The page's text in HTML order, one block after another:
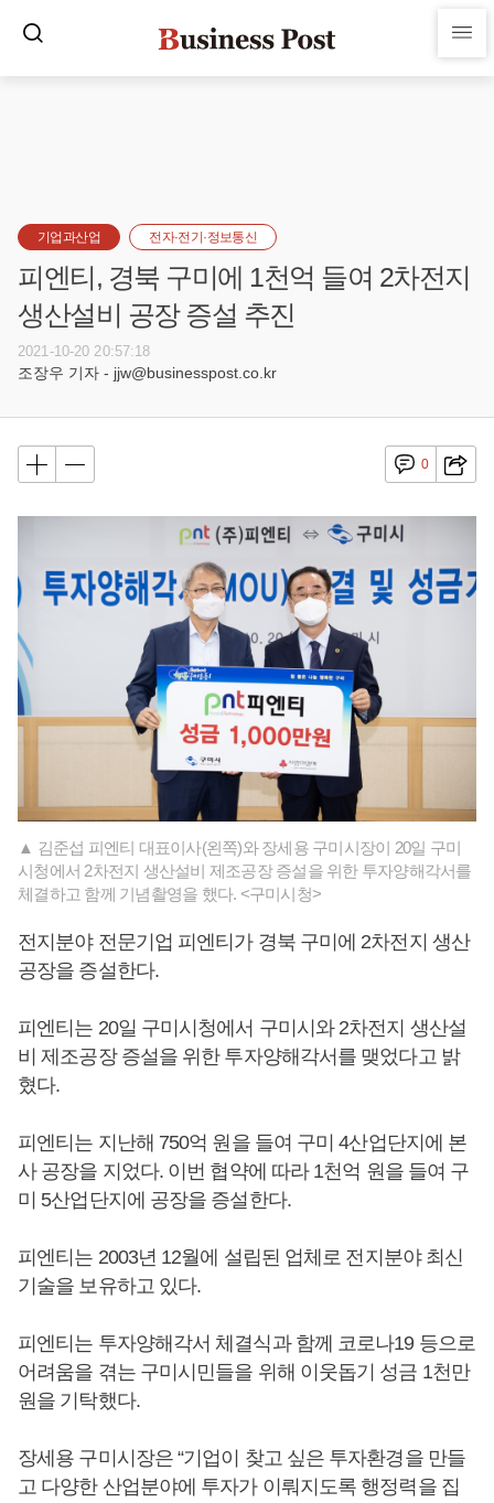
기업과산업 전자·전기·정보통신
피엔티, 경북 구미에 1천억 들여 2차전지
생산설비 공장 증설 추진
2021-10-20 20:57:18
조장우 기자 - jjw@businesspost.co.kr
0
▲ 김준섭 피엔티 대표이사(왼쪽)와 장세용 구미시장이 20일 구미
시청에서 2차전지 생산설비 제조공장 증설을 위한 투자양해각서를
체결하고 함께 기념촬영을 했다. <구미시청>
전지분야 전문기업 피엔티가 경북 구미에 2차전지 생산
공장을 증설한다.
피엔티는 20일 구미시청에서 구미시와 2차전지 생산설
비 제조공장 증설을 위한 투자양해각서를 맺었다고 밝
혔다.
피엔티는 지난해 750억 원을 들여 구미 4산업단지에 본
사 공장을 지었다. 이번 협약에 따라 1천억 원을 들여 구
미 5산업단지에 공장을 증설한다.
피엔티는 2003년 12월에 설립된 업체로 전지분야 최신
기술을 보유하고 있다.
피엔티는 투자양해각서 체결식과 함께 코로나19 등으로
어려움을 겪는 구미시민들을 위해 이웃돕기 성금 1천만
원을 기탁했다.
장세용 구미시장은 “기업이 찾고 싶은 투자환경을 만들
고 다양한 산업분야에 투자가 이뤄지도록 행정력을 집